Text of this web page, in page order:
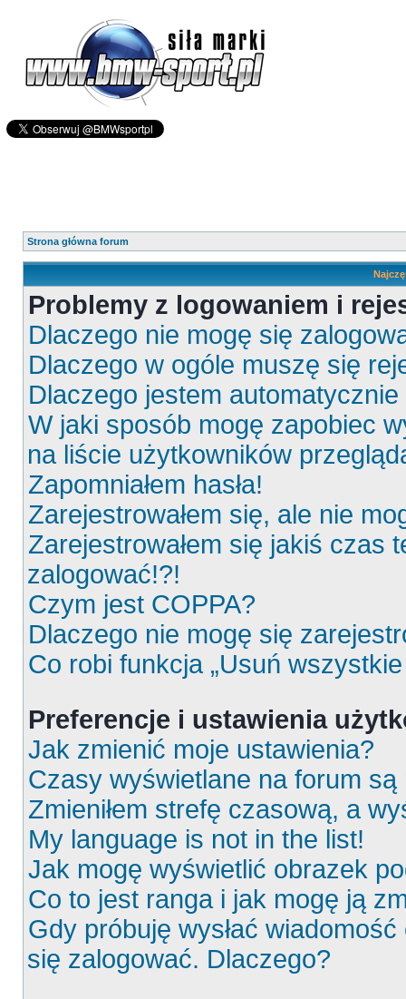
Strona główna forum
Problemy z logowaniem i
Dlaczego nie mogę się
Dlaczego w ogóle muszę się
Dlaczego jestem
W jaki sposób mogę zapobiec
na liście użytkowników
Zapomniałem hasła!
Zarejestrowałem się, ale nie
Zarejestrowałem się jakiś czas
zalogować!?!
Czym jest COPPA?
Dlaczego nie mogę się
Co robi funkcja „Usuń
Preferencje i ustawienia
Jak zmienić moje ustawienia?
Czasy wyświetlane na forum są
Zmieniłem strefę czasową, a
My language is not in the list!
Jak mogę wyświetlić obrazek
Co to jest ranga i jak mogę ją
Gdy próbuję wysłać
się zalogować. Dlaczego?